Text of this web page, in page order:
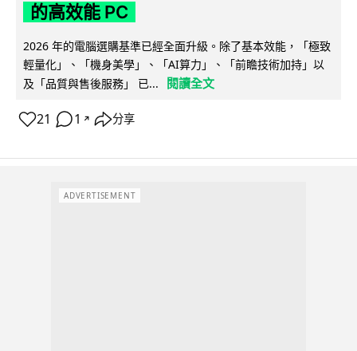
的高效能 PC
2026 年的電腦選購基準已經全面升級。除了基本效能，「極致
輕量化」、「機身美學」、「AI算力」、「前瞻技術加持」以
及「品質與售後服務」 已...
閱讀全文
21 1 ↗ 分享
ADVERTISEMENT